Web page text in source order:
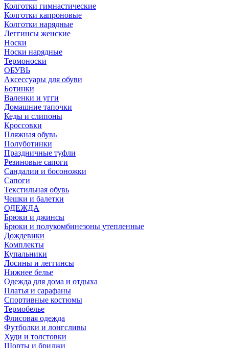
Колготки гимнастические
Колготки капроновые
Колготки нарядные
Леггинсы женские
Носки
Носки нарядные
Термоноски
ОБУВЬ
Аксессуары для обуви
Ботинки
Валенки и угги
Домашние тапочки
Кеды и слипоны
Кроссовки
Пляжная обувь
Полуботинки
Праздничные туфли
Резиновые сапоги
Сандалии и босоножки
Сапоги
Текстильная обувь
Чешки и балетки
ОДЕЖДА
Брюки и джинсы
Брюки и полукомбинезоны утепленные
Дождевики
Комплекты
Купальники
Лосины и леггинсы
Нижнее белье
Одежда для дома и отдыха
Платья и сарафаны
Спортивные костюмы
Термобелье
Флисовая одежда
Футболки и лонгсливы
Худи и толстовки
Шорты и бриджи